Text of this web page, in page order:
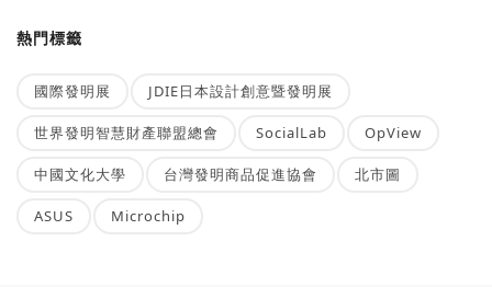
熱門標籤
國際發明展 JDIE日本設計創意暨發明展
世界發明智慧財產聯盟總會 SocialLab OpView
中國文化大學 台灣發明商品促進協會 北市圖
ASUS Microchip